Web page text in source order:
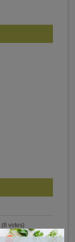
(8 votes)
×